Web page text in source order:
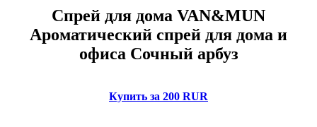
Спрей для дома VAN&MUN
Ароматический спрей для дома и
офиса Сочный арбуз
Купить за 200 RUR